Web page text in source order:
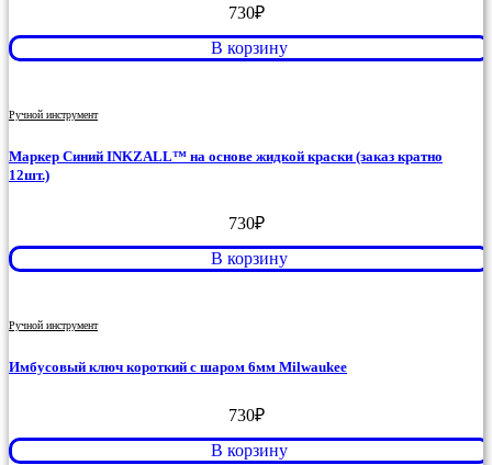
730₽
В корзину
Ручной инструмент
Маркер Синий INKZALL™ на основе жидкой краски (заказ кратно
12шт.)
730₽
В корзину
Ручной инструмент
Имбусовый ключ короткий с шаром 6мм Milwaukee
730₽
В корзину